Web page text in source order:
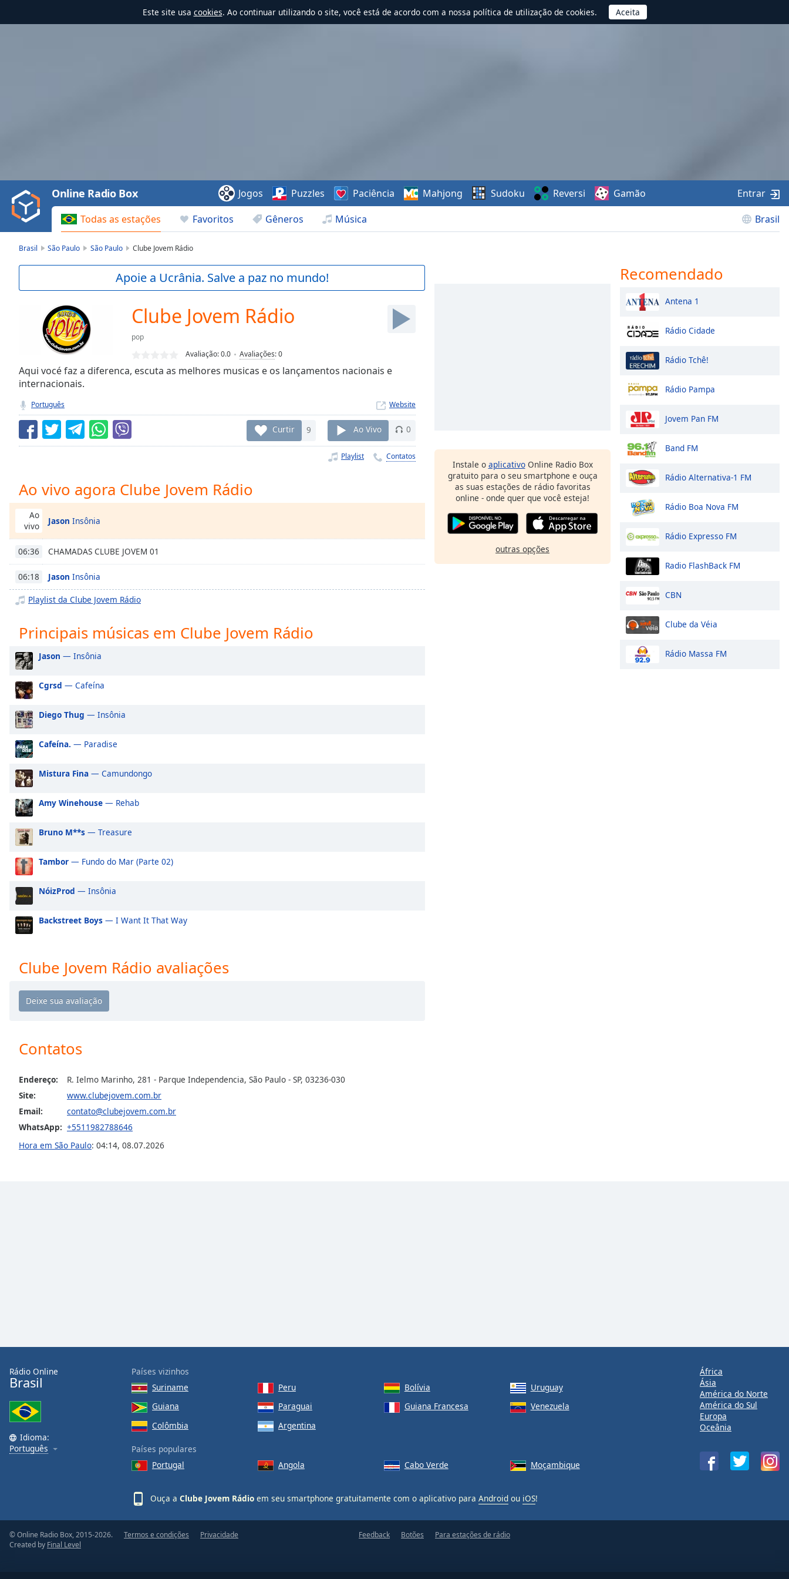
Este site usa cookies. Ao continuar utilizando o site, você está de acordo com a nossa política de utilização de cookies.
Video
Play
Backward
Skip
Current
TypeLIVE
Seek to
currently
behind
LIVE
Remaining
Time-
Playback
Rate
Chapters
Chapters
Descriptions
descriptions
subtitles
settings,
opens
settings
dialog
subtitles
off
selected
Track
Picture-
in-
Picture
Fullscreen
This
modal
window.
dialog
window.
Escape
close
window.
Color
Opacity
Font
Size
Text
Edge
Reset
Todas as estações Favoritos Gêneros Música Brasil
Online Radio Box Jogos Puzzles Paciência Mahjong Sudoku Reversi Gamão Entrar
Brasil São Paulo São Paulo Clube Jovem Rádio
Apoie a Ucrânia. Salve a paz no mundo!
Clube Jovem Rádio
pop
Avaliação:0.0 Avaliações:0
Aqui vocé faz a diferenca, escuta as melhores musicas e os lançamentos nacionais e
internacionais.
Português Website
Curtir 9 Ao Vivo 0
Playlist Contatos
Ao vivo agora Clube Jovem Rádio
Ao
vivo
Jason Insônia
06:36 CHAMADAS CLUBE JOVEM 01
06:18 Jason Insônia
Playlist da Clube Jovem Rádio
Principais músicas em Clube Jovem Rádio
Jason — Insônia
Cgrsd — Cafeína
Diego Thug — Insônia
Cafeína. — Paradise
Mistura Fina — Camundongo
Amy Winehouse — Rehab
Bruno M**s — Treasure
Tambor — Fundo do Mar (Parte 02)
NóizProd — Insônia
Backstreet Boys — I Want It That Way
Clube Jovem Rádio avaliações
Contatos
Endereço:
R. Ielmo Marinho, 281 - Parque Independencia, São Paulo - SP, 03236-030
Site:
www.clubejovem.com.br
Email:
contato@clubejovem.com.br
WhatsApp: +5511982788646
Hora em São Paulo: 04:14, 08.07.2026
Instale o aplicativoOnline Radio Box
gratuito para o seu smartphone e ouça
as suas estações de rádio favoritas
online - onde quer que você esteja!
outras opções
Recomendado
Antena 1
Rádio Cidade
Rádio Tchê!
Rádio Pampa
Jovem Pan FM
Band FM
Rádio Alternativa-1 FM
Rádio Boa Nova FM
Rádio Expresso FM
Radio FlashBack FM
CBN
Clube da Véia
Rádio Massa FM
Rádio Online
Brasil
Idioma:
Português
Países vizinhos
Suriname
Peru Bolívia
Uruguay
Guiana
Paraguai Guiana Francesa
Venezuela
Colômbia
Argentina
Países populares
Portugal
Angola Cabo Verde Moçambique
Ouça a Clube Jovem Rádio em seu smartphone gratuitamente com o aplicativo para Android ou iOS!
África
Ásia
América do Norte
América do Sul
Europa
Oceânia
© Online Radio Box, 2015-2026.
Created by Final Level
Termos e condições Privacidade Feedback Botões Para estações de rádio